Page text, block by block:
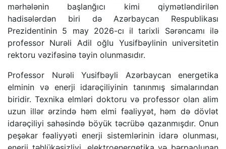
mərhələnin başlanğıcı kimi qiymətləndirilən
hadisələrdən biri də Azərbaycan Respublikası
Prezidentinin 5 may 2026-cı il tarixli Sərəncamı ilə
professor Nurəli Adil oğlu Yusifbəylinin universitetin
rektoru vəzifəsinə təyin olunmasıdır.
Professor Nurəli Yusifbəyli Azərbaycan energetika
elminin və enerji idarəçiliyinin tanınmış simalarından
biridir. Texnika elmləri doktoru və professor olan alim
uzun illər ərzində həm elmi fəaliyyət, həm də dövlət
idarəçiliyi sahəsində böyük təcrübə qazanmışdır. Onun
peşəkar fəaliyyəti enerji sistemlərinin idarə olunması,